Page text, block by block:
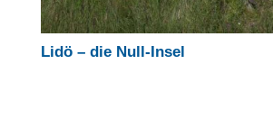
Lidö – die Null-Insel